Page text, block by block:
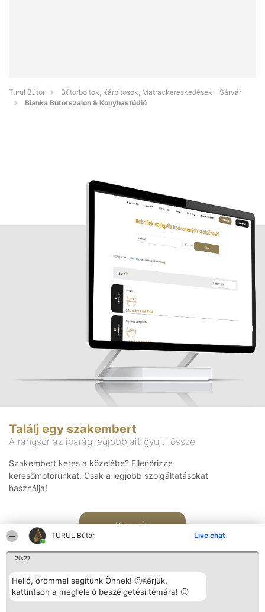
TURUL Bútor Live chat
20:27
Helló, örömmel segítünk Önnek! 🙂Kérjük,
kattintson a megfelelő beszélgetési témára! 🙂
Turul Bútor
Bútorboltok, Kárpitosok, Matrackereskedések - Sárvár
Bianka Bútorszalon & Konyhastúdió
Találj egy szakembert
A rangsor az iparág legjobbjait gyűjti össze
Szakembert keres a közelébe? Ellenőrizze
keresőmotorunkat. Csak a legjobb szolgáltatásokat
használja!
Keresés